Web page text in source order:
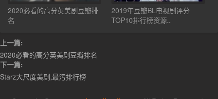
2020必看的高分英美剧豆瓣排
名
2019年豆瓣BL电视剧评分
TOP10排行榜资源..
上一篇:
2020必看的高分英美剧豆瓣排名
下一篇:
Starz大尺度美剧,最污排行榜